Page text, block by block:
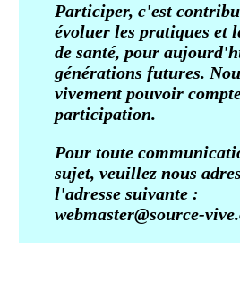
Participer, c'est
évoluer les pratiques et
de santé, pour
générations futures.
vivement pouvoir
participation.
Pour toute
sujet, veuillez nous
l'adresse suivante :
webmaster@source-